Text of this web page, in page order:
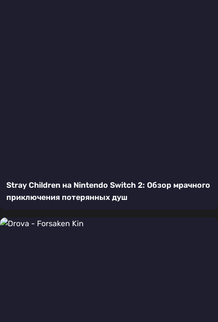
Stray Children на Nintendo Switch 2: Обзор мрачного
приключения потерянных душ